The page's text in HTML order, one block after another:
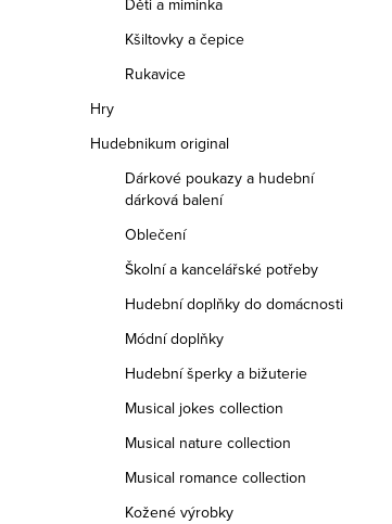
Děti a miminka
Kšiltovky a čepice
Rukavice
Hry
Hudebnikum original
Dárkové poukazy a hudební
dárková balení
Oblečení
Školní a kancelářské potřeby
Hudební doplňky do domácnosti
Módní doplňky
Hudební šperky a bižuterie
Musical jokes collection
Musical nature collection
Musical romance collection
Kožené výrobky